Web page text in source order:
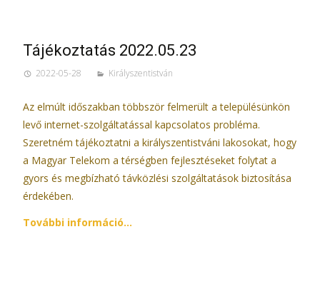
Tájékoztatás 2022.05.23
2022-05-28 Királyszentistván
Az elmúlt időszakban többször felmerült a településünkön
levő internet-szolgáltatással kapcsolatos probléma.
Szeretném tájékoztatni a királyszentistváni lakosokat, hogy
a Magyar Telekom a térségben fejlesztéseket folytat a
gyors és megbízható távközlési szolgáltatások biztosítása
érdekében.
További információ…